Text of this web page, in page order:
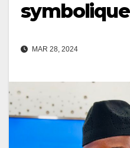
symbolique
MAR 28, 2024